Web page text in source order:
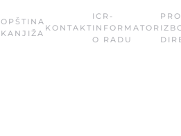
OPŠTINA
KANJIŽA
KONTAKT
ICR-
INFORMATOR
O RADU